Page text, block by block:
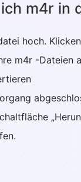
m4r in
hoch.
m4r -Dateien